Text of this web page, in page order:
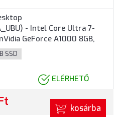
- Intel Core Ultra 7-
GeForce A1000 8GB,
Torony Házas számítógép
SSD
ELÉRHETŐ
kosárba